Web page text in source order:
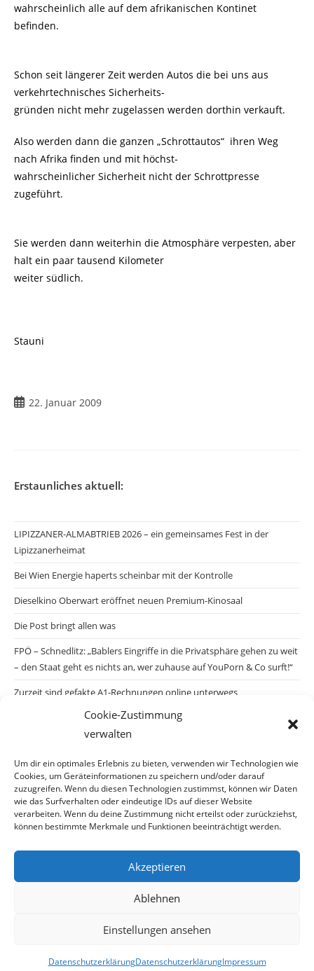
Cookie-Zustimmung
verwalten
Um dir ein optimales Erlebnis zu bieten, verwenden wir Technologien wie
Cookies, um Geräteinformationen zu speichern und/oder darauf
zuzugreifen. Wenn du diesen Technologien zustimmst, können wir Daten
wie das Surfverhalten oder eindeutige IDs auf dieser Website
verarbeiten. Wenn du deine Zustimmung nicht erteilst oder zurückziehst,
können bestimmte Merkmale und Funktionen beeinträchtigt werden.
Akzeptieren
Ablehnen
Einstellungen ansehen
DatenschutzerklärungDatenschutzerklärungImpressum
wahrscheinlich alle auf dem afrikanischen Kontinet
befinden.
Schon seit längerer Zeit werden Autos die bei uns aus
verkehrtechnisches Sicherheits-
gründen nicht mehr zugelassen werden dorthin verkauft.
Also werden dann die ganzen „Schrottautos“ ihren Weg
nach Afrika finden und mit höchst-
wahrscheinlicher Sicherheit nicht der Schrottpresse
zugeführt.
Sie werden dann weiterhin die Atmosphäre verpesten, aber
halt ein paar tausend Kilometer
weiter südlich.
Stauni
Beitrag22. Januar 2009
Erstaunliches aktuell:
LIPIZZANER-ALMABTRIEB 2026 – ein gemeinsames Fest in der
Lipizzanerheimat
Bei Wien Energie haperts scheinbar mit der Kontrolle
Dieselkino Oberwart eröffnet neuen Premium-Kinosaal
Die Post bringt allen was
FPÖ – Schnedlitz: „Bablers Eingriffe in die Privatsphäre gehen zu weit
– den Staat geht es nichts an, wer zuhause auf YouPorn & Co surft!“
Zurzeit sind gefakte A1-Rechnungen online unterwegs
Salzburgs Juden und ihre Sicherheit: „Erst nach einem Anschlag wäre
die Gefahr endlich konkret!“
Biologisches Wunder in Ceuta
Ein vermeintliches Abschiebemärchen
Archiv
© Copyright 2026 · Auch Ihre Information ist uns wichtig! Haben Sie eine
erstaunliche Story: Mailen Sie uns Bitte